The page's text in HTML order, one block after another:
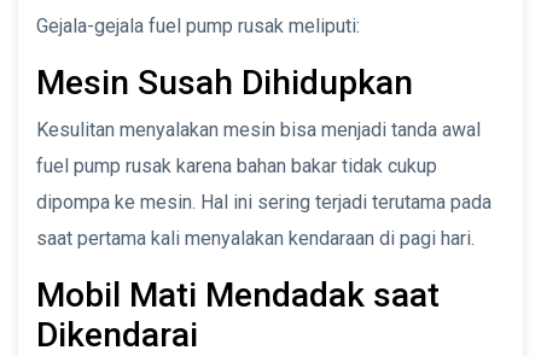
Gejala-gejala fuel pump rusak meliputi:
Mesin Susah Dihidupkan
Kesulitan menyalakan mesin bisa menjadi tanda awal
fuel pump rusak karena bahan bakar tidak cukup
dipompa ke mesin. Hal ini sering terjadi terutama pada
saat pertama kali menyalakan kendaraan di pagi hari.
Mobil Mati Mendadak saat
Dikendarai